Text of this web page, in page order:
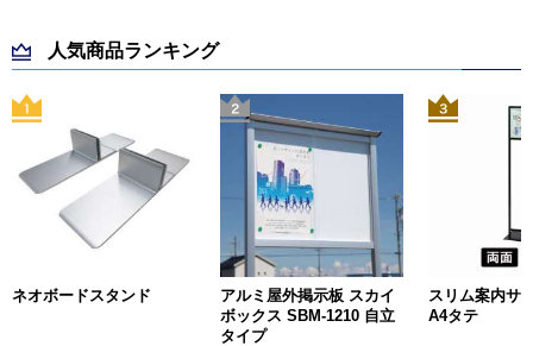
人気商品ランキング
ネオボードスタンド
アルミ屋外掲示板 スカイ
ボックス SBM-1210 自立
タイプ
スリム案内サ
A4タテ